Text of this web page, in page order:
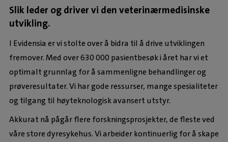
Slik leder og driver vi den veterinærmedisinske
utvikling.
I Evidensia er vi stolte over å bidra til å drive utviklingen
fremover. Med over 630 000 pasientbesøk i året har vi et
optimalt grunnlag for å sammenligne behandlinger og
prøveresultater. Vi har gode ressurser, mange spesialiteter
og tilgang til høyteknologisk avansert utstyr.
Akkurat nå pågår flere forskningsprosjekter, de fleste ved
våre store dyresykehus. Vi arbeider kontinuerlig for å skape